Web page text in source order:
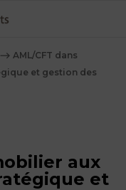
-
⟶ AML/CFT dans
et gestion des
aux
et